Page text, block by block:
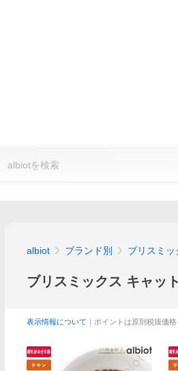
albiot ブランド別 ブリスミッ
ブリスミックス キャッ
表示情報について ｜ポイントは原則税抜価